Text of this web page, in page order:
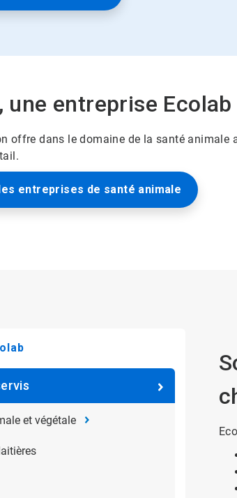
une entreprise Ecolab
offre dans le domaine de la santé animale
entreprises de santé animale
et végétale